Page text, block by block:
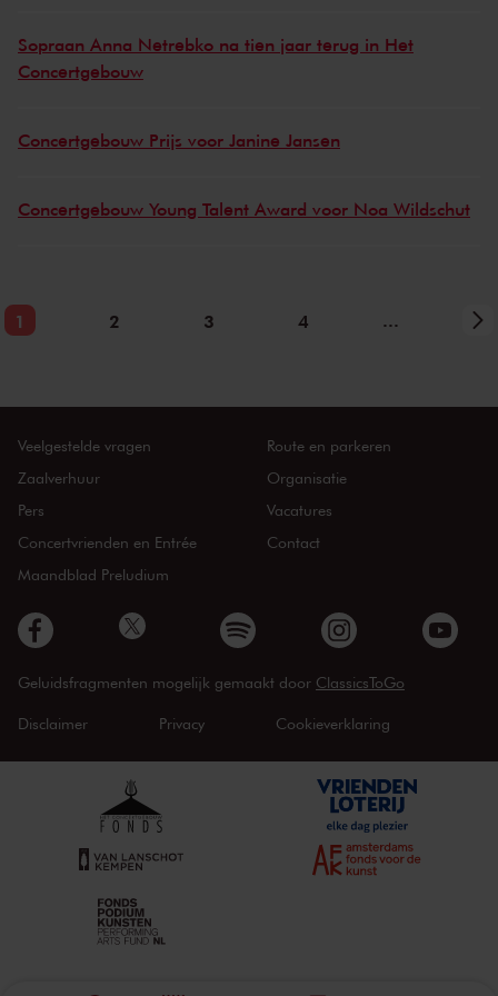
Sopraan Anna Netrebko na tien jaar terug in Het
Concertgebouw
Concertgebouw Prijs voor Janine Jansen
Concertgebouw Young Talent Award voor Noa Wildschut
1 2 3 4 ...
Veelgestelde vragen
Zaalverhuur
Pers
Concertvrienden en Entrée
Maandblad Preludium
Route en parkeren
Organisatie
Vacatures
Contact
Geluidsfragmenten mogelijk gemaakt door ClassicsToGo
Disclaimer Privacy Cookieverklaring